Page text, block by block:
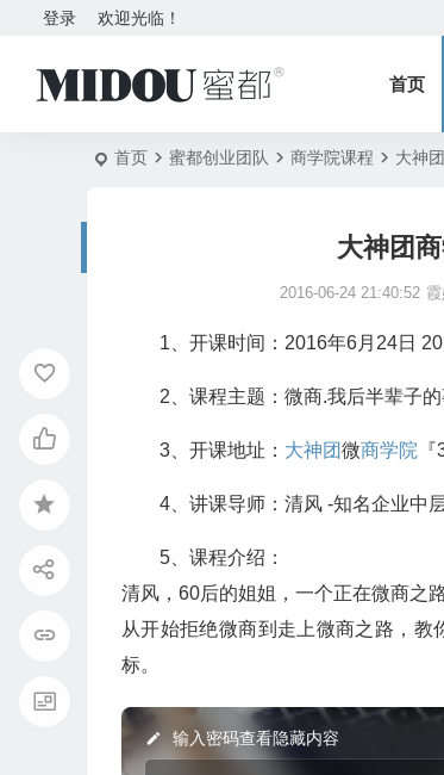
欢迎光临！
登录
首页
首页 蜜都创业团队 商学院课程 大神
大神团
2016-06-24 21:40:52
1、开课时间：2016年6月24日
2、课程主题：微商.我后半辈子
3、开课地址： 大神团微商学院
4、讲课导师：清风 -知名企业中
5、课程介绍：
清风，60后的姐姐，一个正在微商之
从开始拒绝微商到走上微商之路，教
标。
输入密码查看隐藏内容